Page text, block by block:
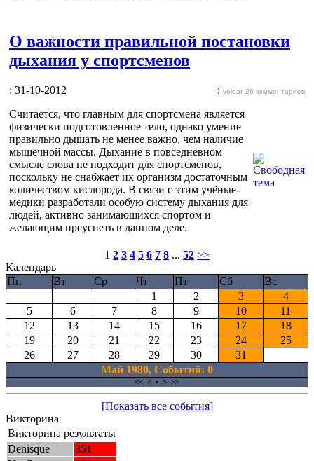
О важности правильной постановки
дыхания у спортсменов
: 31-10-2012 : volgar 26 комментариев
Считается, что главным для спортсмена является
физически подготовленное тело, однако умение
правильно дышать не менее важно, чем наличие
мышечной массы. Дыхание в повседневном
смысле слова не подходит для спортсменов,
поскольку не снабжает их организм достаточным
количеством кислорода. В связи с этим учёные-
медики разработали особую систему дыхания для
людей, активно занимающихся спортом и
желающим преуспеть в данном деле.
1 2 3 4 5 6 7 8 ... 52 >>
Календарь
Пн
Вт Ср Чт Пт Сб
Вс
1
2 3
4
5
6 7 8 9 10
11
12
13 14 15 16 17
18
19
20 21 22 23 24
25
26
27 28 29 30
31
Май 1980, Cобытий: 0
<< < • > >>
[Показать все события]
Викторина
Викторина результаты
Denisque
351